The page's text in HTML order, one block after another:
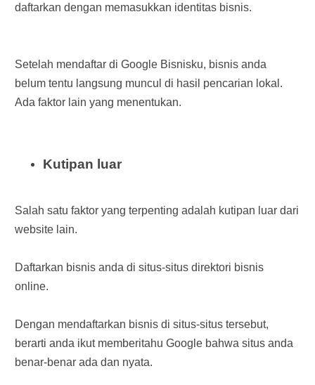
daftarkan dengan memasukkan identitas bisnis.
Setelah mendaftar di Google Bisnisku, bisnis anda
belum tentu langsung muncul di hasil pencarian lokal.
Ada faktor lain yang menentukan.
Kutipan luar
Salah satu faktor yang terpenting adalah kutipan luar dari
website lain.
Daftarkan bisnis anda di situs-situs direktori bisnis
online.
Dengan mendaftarkan bisnis di situs-situs tersebut,
berarti anda ikut memberitahu Google bahwa situs anda
benar-benar ada dan nyata.